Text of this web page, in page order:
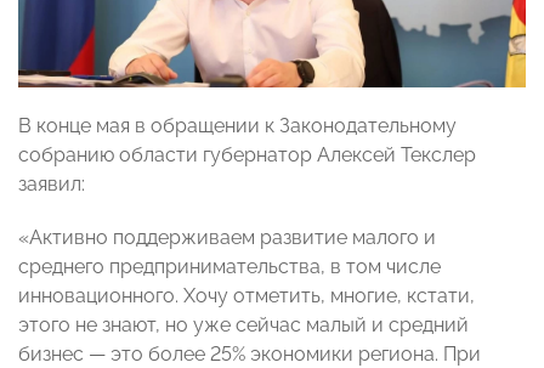
В конце мая в обращении к Законодательному
собранию области губернатор Алексей Текслер
заявил:
«Активно поддерживаем развитие малого и
среднего предпринимательства, в том числе
инновационного. Хочу отметить, многие, кстати,
этого не знают, но уже сейчас малый и средний
бизнес — это более 25% экономики региона. При